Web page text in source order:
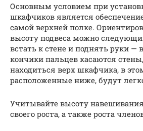
Основным условием при
шкафчиков является
самой верхней полке.
высоту подвеса можно
встать к стене и поднять руки —
кончики пальцев касаются
находиться верх шкафчика, в
расположенные ниже, будут
Учитывайте высоту
своего роста, а также роста